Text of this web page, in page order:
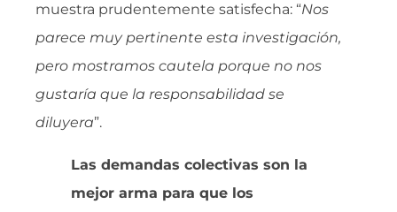
muestra prudentemente satisfecha: “Nos
parece muy pertinente esta investigación,
pero mostramos cautela porque no nos
gustaría que la responsabilidad se
diluyera”.
Las demandas colectivas son la
mejor arma para que los